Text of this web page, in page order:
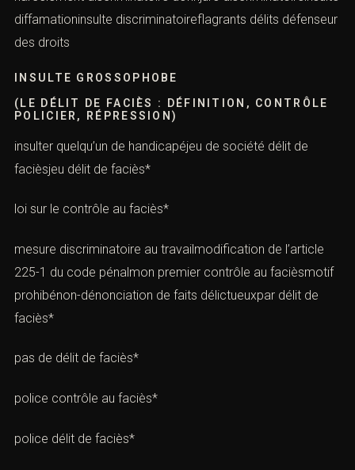
diffamationinsulte discriminatoireflagrants délits défenseur
des droits
INSULTE GROSSOPHOBE
(LE DÉLIT DE FACIÈS : DÉFINITION, CONTRÔLE
POLICIER, RÉPRESSION)
insulter quelqu’un de handicapéjeu de société délit de
facièsjeu délit de faciès*
loi sur le contrôle au faciès*
mesure discriminatoire au travailmodification de l’article
225-1 du code pénalmon premier contrôle au facièsmotif
prohibénon-dénonciation de faits délictueuxpar délit de
faciès*
pas de délit de faciès*
police contrôle au faciès*
police délit de faciès*